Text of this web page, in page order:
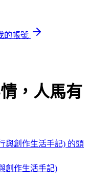
的帳號
，人馬有
創作生活手記)